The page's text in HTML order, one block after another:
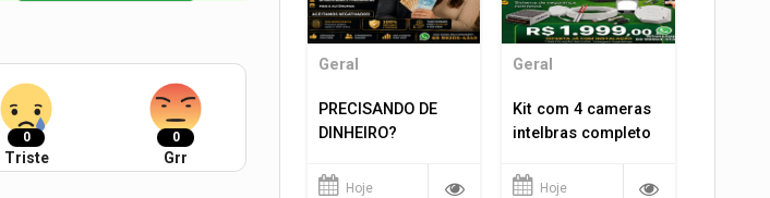
0
Triste
0
Grr
Geral
PRECISANDO DE
DINHEIRO?
Hoje
Geral
Kit com 4 cameras
intelbras completo
Hoje